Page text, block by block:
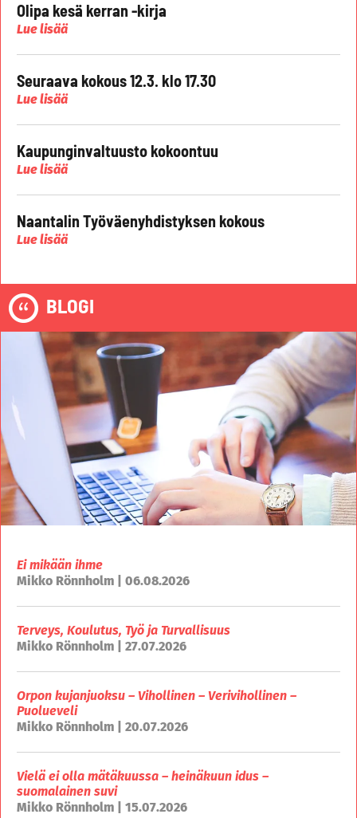
Olipa kesä kerran -kirja
Lue lisää
Seuraava kokous 12.3. klo 17.30
Lue lisää
Kaupunginvaltuusto kokoontuu
Lue lisää
Naantalin Työväenyhdistyksen kokous
Lue lisää
BLOGI
Ei mikään ihme
Mikko Rönnholm | 06.08.2026
Terveys, Koulutus, Työ ja Turvallisuus
Mikko Rönnholm | 27.07.2026
Orpon kujanjuoksu – Vihollinen – Verivihollinen –
Puolueveli
Mikko Rönnholm | 20.07.2026
Vielä ei olla mätäkuussa – heinäkuun idus –
suomalainen suvi
Mikko Rönnholm | 15.07.2026